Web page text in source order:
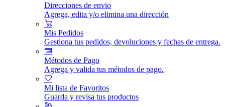
Direcciones de envio
Agrega, edita y/o elimina una dirección
Mis Pedidos
Gestiona tus pedidos, devoluciones y fechas de entrega.
Métodos de Pago
Agrega y valida tus métodos de pago.
Mi lista de Favoritos
Guarda y revisa tus productos